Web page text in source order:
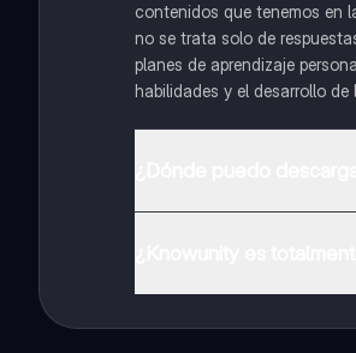
contenidos que tenemos en
no se trata solo de
planes de aprendizaje
habilidades y el desarrollo de
inmeditamente. Puedes